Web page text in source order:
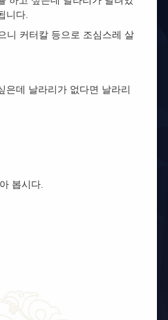
니다.
니 커터칼 등으로 조심스레 살
은데 날라리가 없다면 날라리
봅시다.